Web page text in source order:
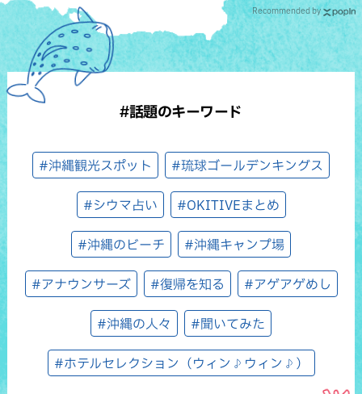
Recommended by
#話題のキーワード
#沖縄観光スポット #琉球ゴールデンキングス
#シウマ占い #OKITIVEまとめ
#沖縄のビーチ #沖縄キャンプ場
#アナウンサーズ #復帰を知る #アゲアゲめし
#沖縄の人々 #聞いてみた
#ホテルセレクション（ウィン♪ウィン♪）